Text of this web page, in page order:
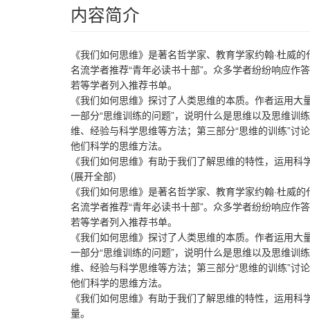
内容简介
《我们如何思维》是著名哲学家、教育学家约翰·杜威
名流学者推荐“青年必读书十部”。众多学者纷纷响应
若等学者列入推荐书单。
《我们如何思维》探讨了人类思维的本质。作者运用
一部分“思维训练的问题”，说明什么是思维以及思维训
维、经验与科学思维等方法；第三部分“思维的训练”
他们科学的思维方法。
《我们如何思维》有助于我们了解思维的特性，运用
(展开全部)
《我们如何思维》是著名哲学家、教育学家约翰·杜威
名流学者推荐“青年必读书十部”。众多学者纷纷响应
若等学者列入推荐书单。
《我们如何思维》探讨了人类思维的本质。作者运用
一部分“思维训练的问题”，说明什么是思维以及思维训
维、经验与科学思维等方法；第三部分“思维的训练”
他们科学的思维方法。
《我们如何思维》有助于我们了解思维的特性，运用
量。